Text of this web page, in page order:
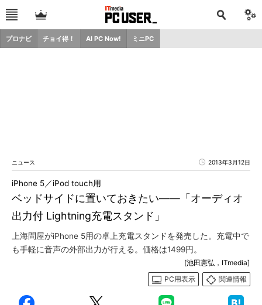
プロナビ チョイ得！ AI PC Now! ミニPC
ニュース 2013年3月12日
ベッドサイドに置いておきたい――「オーディオ
出力付 Lightning充電スタンド」
iPhone 5／iPod touch用
上海問屋がiPhone 5用の卓上充電スタンドを発売した。充電中で
も手軽に音声の外部出力が行える。価格は1499円。
[池田憲弘，ITmedia]
PC用表示
関連情報